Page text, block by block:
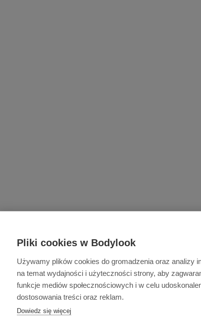
Pliki cookies w Bodylook
Używamy plików cookies do gromadzenia oraz analizy
na temat wydajności i użyteczności strony, aby
funkcje mediów społecznościowych i w celu
dostosowania treści oraz reklam.
Dowiedz się więcej